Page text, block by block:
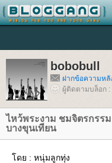
bobobull
ฝากข้อความหลั
ผู้ติดตามบล็อก :
ไหว้พระงาม ชมจิตรกรร
บางขุนเทียน
ดย : หนุ่มลูกทุ่ง